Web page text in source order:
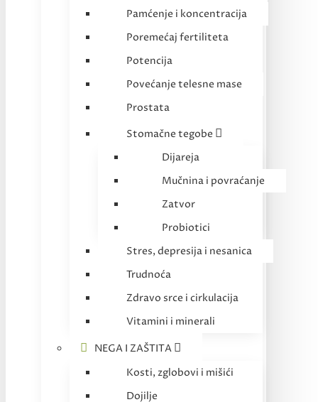
Pamćenje i koncentracija
Poremećaj fertiliteta
Potencija
Povećanje telesne mase
Prostata
Stomačne tegobe
Dijareja
Mučnina i povraćanje
Zatvor
Probiotici
Stres, depresija i nesanica
Trudnoća
Zdravo srce i cirkulacija
Vitamini i minerali
NEGA I ZAŠTITA
Kosti, zglobovi i mišići
Dojilje